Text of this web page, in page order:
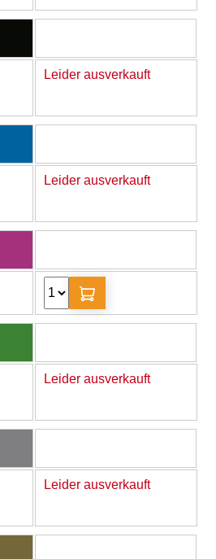
Leider ausverkauft
Leider ausverkauft
Leider ausverkauft
Leider ausverkauft